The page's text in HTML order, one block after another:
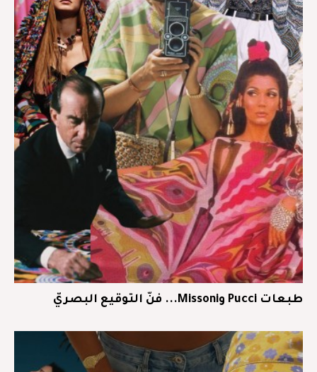
طبعات Pucci وMissoni... فنّ التوقيع البصريّ